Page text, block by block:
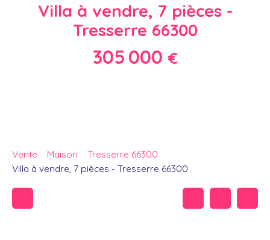
Villa à vendre, 7 pièces -
Tresserre 66300
305 000€
Vente Maison
Tresserre 66300
Villa à vendre, 7 pièces - Tresserre 66300